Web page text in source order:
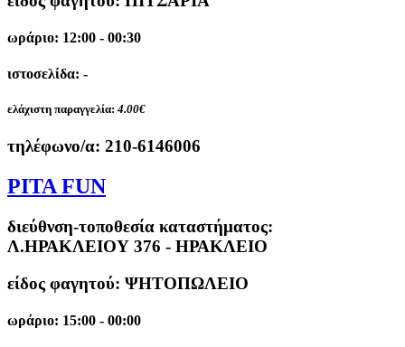
ωράριο: 12:00 - 00:30
ιστοσελίδα: -
ελάχιστη παραγγελία: 4.00€
τηλέφωνο/α: 210-6146006
PITA FUN
διεύθνση-τοποθεσία καταστήματος:
Λ.ΗΡΑΚΛΕΙΟΥ 376 - ΗΡΑΚΛΕΙΟ
είδος φαγητού: ΨΗΤΟΠΩΛΕΙΟ
ωράριο: 15:00 - 00:00